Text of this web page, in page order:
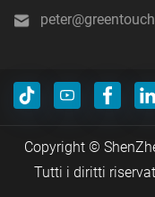
Copyright ©
Tutti i diritti